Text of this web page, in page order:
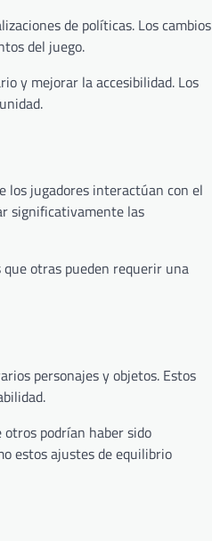
de políticas. Los cambios
del juego.
y mejorar la accesibilidad. Los
los jugadores interactúan con el
significativamente las
otras pueden requerir una
personajes y objetos. Estos
podrían haber sido
estos ajustes de equilibrio